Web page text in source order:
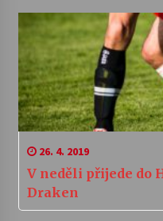
26. 4. 2019
V neděli přijede do
Draken